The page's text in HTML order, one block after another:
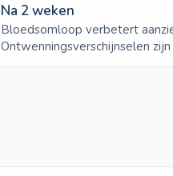
Na 2 weken
Bloedsomloop verbetert
Ontwenningsverschijnselen
voorbij.